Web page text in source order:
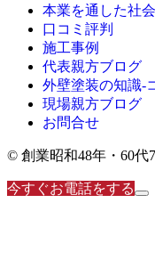
本業を通した社
口コミ評判
施工事例
代表親方ブログ
外壁塗装の知識‐
現場親方ブログ
お問合せ
© 創業昭和48年・60代
今すぐお電話をする